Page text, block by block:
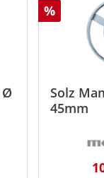
Ø
Rabatt
%
Solz
45mm